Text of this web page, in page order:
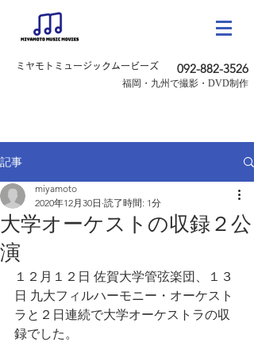
ミヤモトミュージックムービーズ 092-882-3526
​福岡・九州で撮影・DVD制作
記事
大学オーケストの収録２公
演
miyamoto
2020年12月30日 読了時間: 1分
１２月１２日 佐賀大学管弦楽団、１３
日 九大フィルハーモニー・オーケスト
ラと２日連続で大学オーケストラの収
録でした。